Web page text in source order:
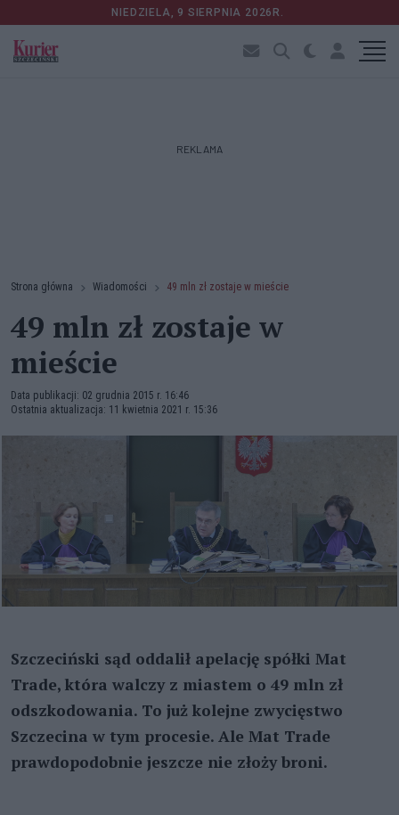
NIEDZIELA, 9 SIERPNIA 2026R.
REKLAMA
Strona główna Wiadomości 49 mln zł zostaje w mieście
49 mln zł zostaje w
mieście
Data publikacji: 02 grudnia 2015 r. 16:46
Ostatnia aktualizacja: 11 kwietnia 2021 r. 15:36
Szczeciński sąd oddalił apelację spółki Mat
Trade, która walczy z miastem o 49 mln zł
odszkodowania. To już kolejne zwycięstwo
Szczecina w tym procesie. Ale Mat Trade
prawdopodobnie jeszcze nie złoży broni.